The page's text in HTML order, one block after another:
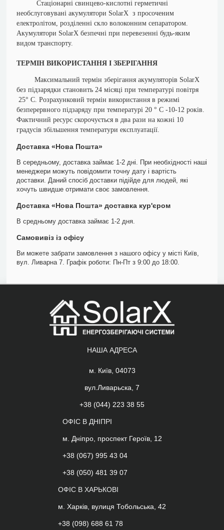
Стаціонарні свинцево-кислотні герметичні
необслуговувані акумулятори SolarX з просоченим
електролітом, розділенні скло волоконним сепаратором.
Акумулятори SolarX безпечні при перевезенні будь-яким
видом транспорту.
ТЕРМІН ВИКОРИСТАННЯ І ЗБЕРІГАННЯ
Максимальний термін зберігання акумуляторів SolarX
без підзарядки становить 24 місяці при температурі повітря
25° С. Розрахунковий термін використання в режимі
безперервного підзаряду при температурі 20 ° С -10-12 років.
Фактичний ресурс скорочується в два рази на кожні 10
градусів збільшення температури експлуатації.
Доставка «Нова Пошта»
В середньому, доставка займає 1-2 дні. При необхідності наші
менеджери можуть повідомити точну дату і вартість
доставки. Даний спосіб доставки підійде для людей, які
хочуть швидше отримати своє замовлення.
Доставка «Нова Пошта» доставка кур'єром
В средньому доставка займає 1-2 дня.
Самовивіз із офісу
Ви можете забрати замовлення з нашого офісу у місті Київ,
вул. Ливарна 7. Графік роботи: Пн-Пт з 9:00 до 18:00.
НАША АДРЕСА
м. Київ, 04073
вул.Ливарьска, 7
+38 (044) 223 38 55
ОФІС В ДНІПРІ
м. Дніпро, проспект Героїв, 12
+38 (067) 995 43 04
+38 (050) 481 39 07
ОФІС В ХАРЬКОВІ
м. Харків, вулиця Тобольська, 42
+38 (098) 688 61 78